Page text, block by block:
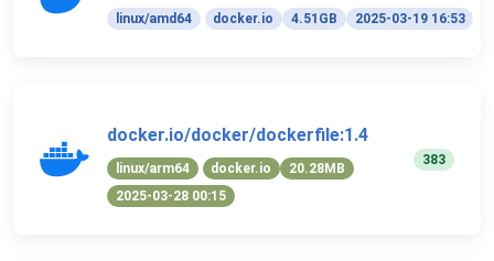
linux/amd64 docker.io 4.51GB 2025-03-19 16:53
docker.io/docker/dockerfile:1.4
linux/arm64 docker.io
20.28MB
2025-03-28 00:15
383